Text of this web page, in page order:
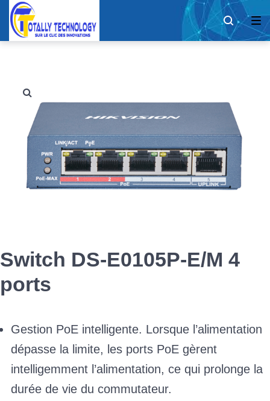
Switch DS-E0105P-E/M 4
ports
Gestion PoE intelligente. Lorsque l’alimentation
dépasse la limite, les ports PoE gèrent
intelligemment l’alimentation, ce qui prolonge la
durée de vie du commutateur.